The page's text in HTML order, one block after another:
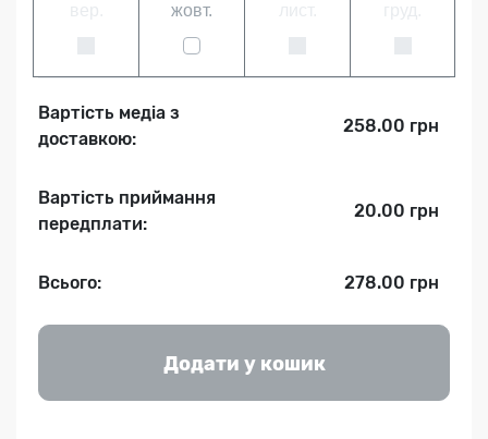
жовт.
Вартість медіа з
доставкою:
258.00 грн
Вартість приймання
передплати:
20.00 грн
Всього: 278.00 грн
Додати у кошик